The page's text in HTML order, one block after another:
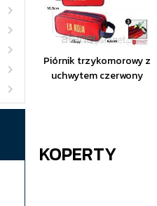
Piórnik trzykomorowy z
uchwytem czerwony
KOPERTY